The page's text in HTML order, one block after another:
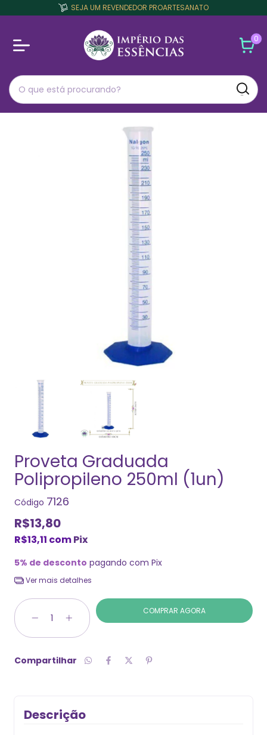
SEJA UM REVENDEDOR PROARTESANATO
0
Proveta Graduada
Polipropileno 250ml (1un)
Código 7126
R$13,80
R$13,11 comPix
5% de desconto pagando com Pix
Ver mais detalhes
Compartilhar
Descrição